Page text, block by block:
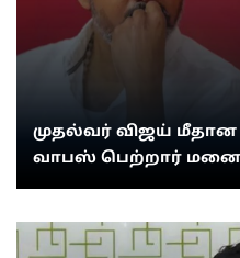
முதல்வர் விஜய் மீதான
வாபஸ் பெற்றார்